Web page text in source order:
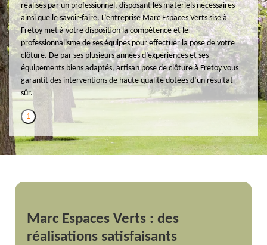
réalisés par un professionnel, disposant les matériels nécessaires
ainsi que le savoir-faire. L’entreprise Marc Espaces Verts sise à
Fretoy met à votre disposition la compétence et le
professionnalisme de ses équipes pour effectuer la pose de votre
clôture. De par ses plusieurs années d’expériences et ses
équipements biens adaptés, artisan pose de clôture à Fretoy vous
garantit des interventions de haute qualité dotées d’un résultat
sûr.
1
Marc Espaces Verts : des
réalisations satisfaisants